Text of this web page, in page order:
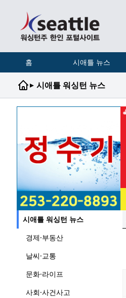
홈 시애틀 뉴스
▸ 시애틀 워싱턴 뉴스
시애틀 워싱턴 뉴스
경제·부동산
날씨·교통
문화·라이프
사회·사건사고